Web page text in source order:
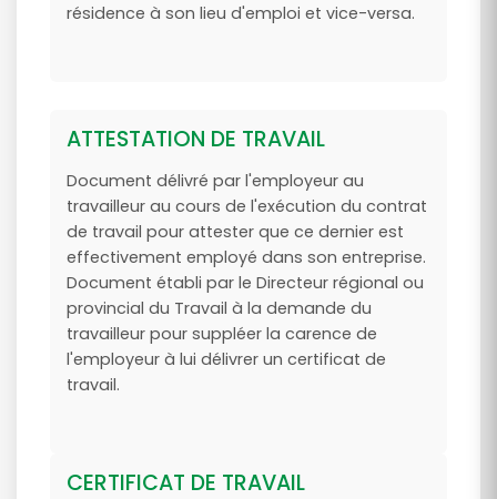
résidence à son lieu d'emploi et vice-versa.
ATTESTATION DE TRAVAIL
Document délivré par l'employeur au
travailleur au cours de l'exécution du contrat
de travail pour attester que ce dernier est
effectivement employé dans son entreprise.
Document établi par le Directeur régional ou
provincial du Travail à la demande du
travailleur pour suppléer la carence de
l'employeur à lui délivrer un certificat de
travail.
CERTIFICAT DE TRAVAIL